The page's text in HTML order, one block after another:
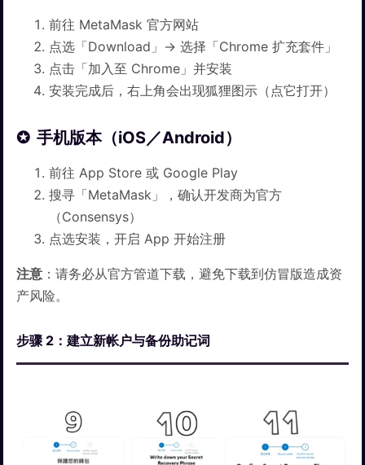
前往 MetaMask 官方网站
点选「Download」→ 选择「Chrome 扩充套件」
点击「加入至 Chrome」并安装
安装完成后，右上角会出现狐狸图示（点它打开）
手机版本（iOS／Android）
前往 App Store 或 Google Play
搜寻「MetaMask」，确认开发商为官方
（Consensys）
点选安装，开启 App 开始注册
注意 ：请务必从官方管道下载，避免下载到仿冒版造成资
产风险。
步骤 2：建立新帐户与备份助记词